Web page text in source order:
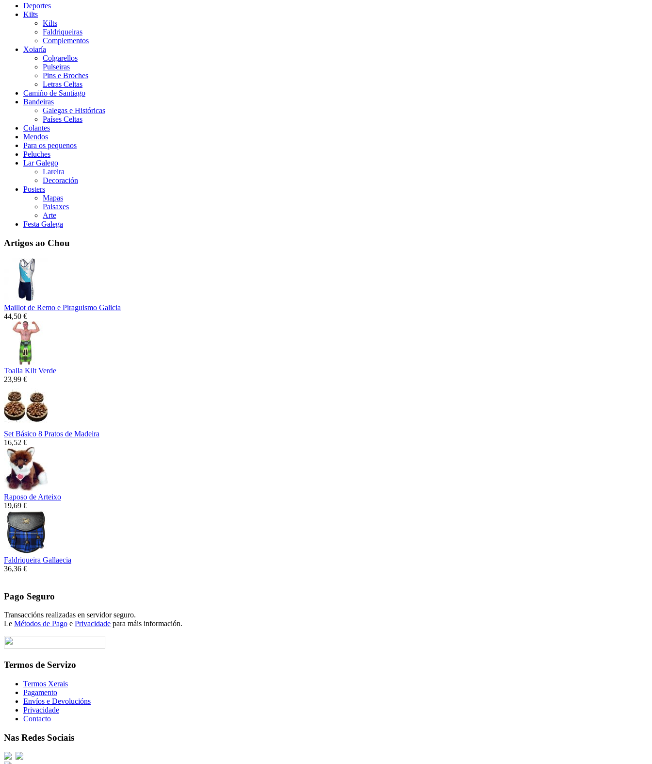
Deportes
Kilts
Kilts
Faldriqueiras
Complementos
Xoiaría
Colgarellos
Pulseiras
Pins e Broches
Letras Celtas
Camiño de Santiago
Bandeiras
Galegas e Históricas
Países Celtas
Colantes
Mendos
Para os pequenos
Peluches
Lar Galego
Lareira
Decoración
Posters
Mapas
Paisaxes
Arte
Festa Galega
Artigos ao Chou
Maillot de Remo e Piraguismo Galicia
44,50 €
Toalla Kilt Verde
23,99 €
Set Básico 8 Pratos de Madeira
16,52 €
Raposo de Arteixo
19,69 €
Faldriqueira Gallaecia
36,36 €
Pago Seguro
Transaccións realizadas en servidor seguro.
Le Métodos de Pago e Privacidade para máis información.
Termos de Servizo
Termos Xerais
Pagamento
Envíos e Devolucións
Privacidade
Contacto
Nas Redes Sociais